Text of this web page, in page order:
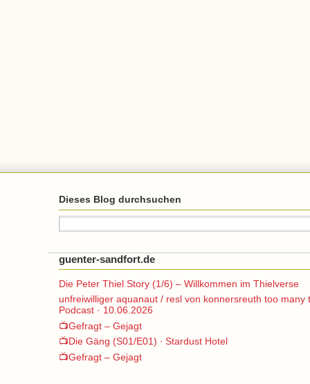
Dieses Blog durchsuchen
guenter-sandfort.de
Die Peter Thiel Story (1/6) – Willkommen im Thielverse
unfreiwilliger aquanaut / resl von konnersreuth too many
Podcast · 10.06.2026
📺Gefragt – Gejagt
📺Die Gäng (S01/E01) ∙ Stardust Hotel
📺Gefragt – Gejagt